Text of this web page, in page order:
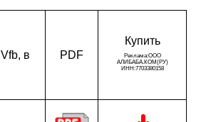
Vfb, в PDF
Ку­пить